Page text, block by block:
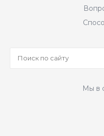
Мы в